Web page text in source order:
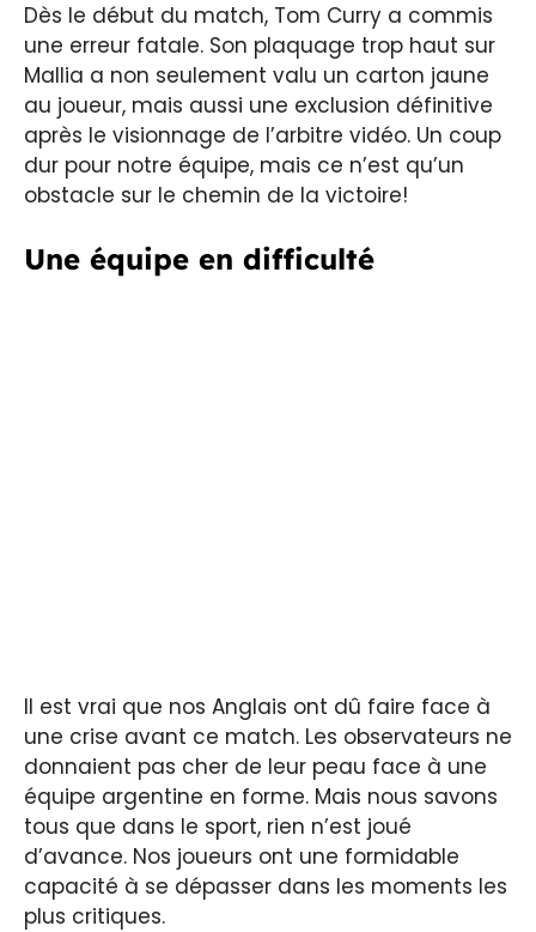
Dès le début du match, Tom Curry a commis
une erreur fatale. Son plaquage trop haut sur
Mallia a non seulement valu un carton jaune
au joueur, mais aussi une exclusion définitive
après le visionnage de l’arbitre vidéo. Un coup
dur pour notre équipe, mais ce n’est qu’un
obstacle sur le chemin de la victoire!
Une équipe en difficulté
Il est vrai que nos Anglais ont dû faire face à
une crise avant ce match. Les observateurs ne
donnaient pas cher de leur peau face à une
équipe argentine en forme. Mais nous savons
tous que dans le sport, rien n’est joué
d’avance. Nos joueurs ont une formidable
capacité à se dépasser dans les moments les
plus critiques.